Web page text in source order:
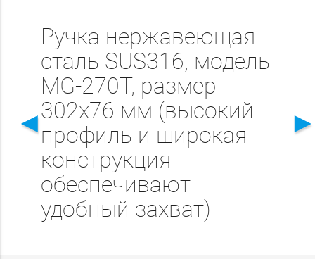
◄
Ручка нержавеющая
сталь SUS316, модель
MG-270Т, размер
302х76 мм (высокий
профиль и широкая
конструкция
обеспечивают
удобный захват)